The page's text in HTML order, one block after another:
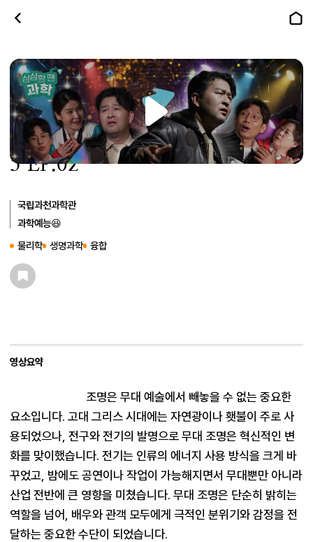
무대를 살아 움직이게 하는 힘, 조
명에 있다?!｜심심할 땐 과학 시즌
5 EP.02
국립과천과학관
과학예능😆
물리학
생명과학 융합
영상요약
조명은 무대 예술에서 빼놓을 수 없는 중요한
요소입니다. 고대 그리스 시대에는 자연광이나 횃불이 주로 사
용되었으나, 전구와 전기의 발명으로 무대 조명은 혁신적인 변
화를 맞이했습니다. 전기는 인류의 에너지 사용 방식을 크게 바
꾸었고, 밤에도 공연이나 작업이 가능해지면서 무대뿐만 아니라
산업 전반에 큰 영향을 미쳤습니다. 무대 조명은 단순히 밝히는
역할을 넘어, 배우와 관객 모두에게 극적인 분위기와 감정을 전
달하는 중요한 수단이 되었습니다.